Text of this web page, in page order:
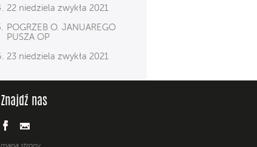
22 niedziela zwykła 2021
POGRZEB O. JANUAREGO
PUSZA OP
23 niedziela zwykła 2021
Znajdź nas